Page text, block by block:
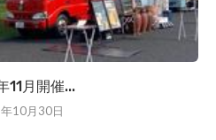
11月開催...
10月30日